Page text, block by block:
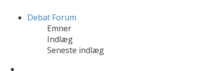
Debat Forum
Emner
Indlæg
Seneste indlæg